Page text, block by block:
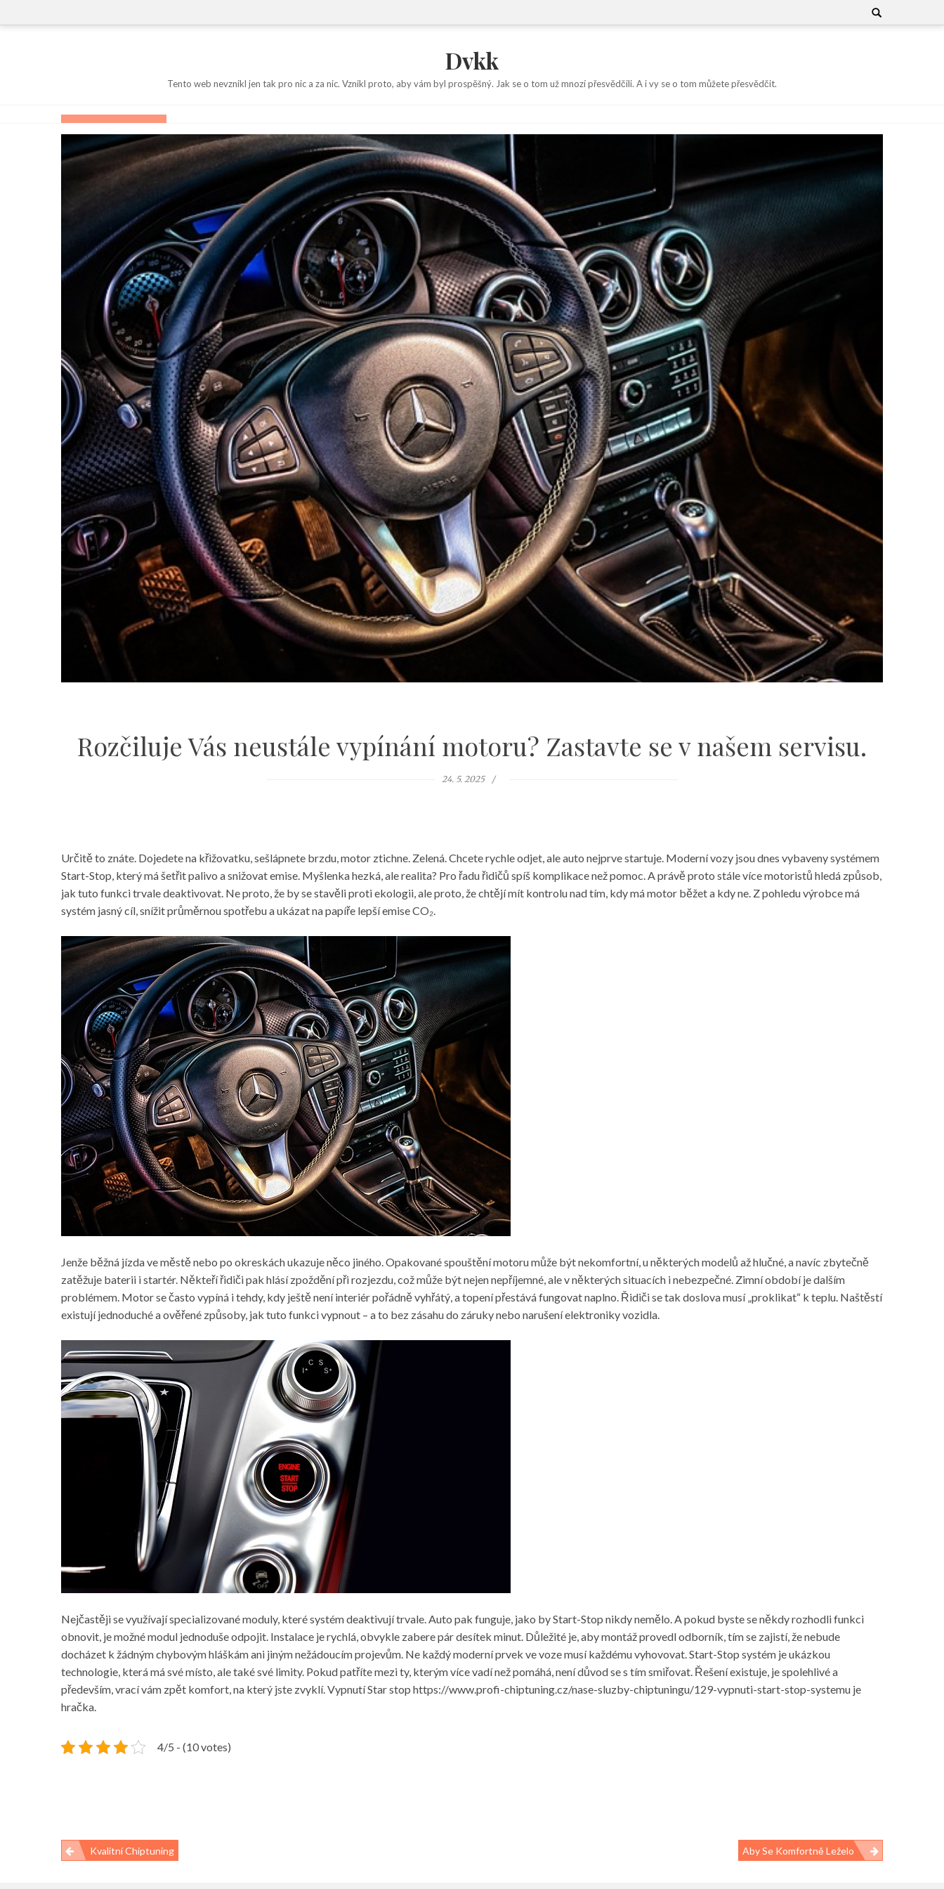
to
Search
for:
Dvkk
Tento web nevznikl jen tak pro nic a za nic. Vznikl proto, aby vám byl prospěšný. Jak se o tom už mnozí přesvědčili. A i vy se o tom můžete přesvědčit.
Rozčiluje Vás neustále vypínání motoru? Zastavte se v našem servisu.
24. 5. 2025
Určitě to znáte. Dojedete na křižovatku, sešlápnete brzdu, motor ztichne. Zelená. Chcete rychle odjet, ale auto nejprve startuje. Moderní vozy jsou dnes vybaveny systémem
Start-Stop, který má šetřit palivo a snižovat emise. Myšlenka hezká, ale realita? Pro řadu řidičů spíš komplikace než pomoc. A právě proto stále více motoristů hledá způsob,
jak tuto funkci trvale deaktivovat. Ne proto, že by se stavěli proti ekologii, ale proto, že chtějí mít kontrolu nad tím, kdy má motor běžet a kdy ne. Z pohledu výrobce má
systém jasný cíl, snížit průměrnou spotřebu a ukázat na papíře lepší emise CO₂.
Jenže běžná jízda ve městě nebo po okreskách ukazuje něco jiného. Opakované spouštění motoru může být nekomfortní, u některých modelů až hlučné, a navíc zbytečně
zatěžuje baterii i startér. Někteří řidiči pak hlásí zpoždění při rozjezdu, což může být nejen nepříjemné, ale v některých situacích i nebezpečné. Zimní období je dalším
problémem. Motor se často vypíná i tehdy, kdy ještě není interiér pořádně vyhřátý, a topení přestává fungovat naplno. Řidiči se tak doslova musí „proklikat“ k teplu. Naštěstí
existují jednoduché a ověřené způsoby, jak tuto funkci vypnout – a to bez zásahu do záruky nebo narušení elektroniky vozidla.
Nejčastěji se využívají specializované moduly, které systém deaktivují trvale. Auto pak funguje, jako by Start-Stop nikdy nemělo. A pokud byste se někdy rozhodli funkci
obnovit, je možné modul jednoduše odpojit. Instalace je rychlá, obvykle zabere pár desítek minut. Důležité je, aby montáž provedl odborník, tím se zajistí, že nebude
docházet k žádným chybovým hláškám ani jiným nežádoucím projevům. Ne každý moderní prvek ve voze musí každému vyhovovat. Start-Stop systém je ukázkou
technologie, která má své místo, ale také své limity. Pokud patříte mezi ty, kterým více vadí než pomáhá, není důvod se s tím smiřovat. Řešení existuje, je spolehlivé a
především, vrací vám zpět komfort, na který jste zvyklí. Vypnutí Star stop https://www.profi-chiptuning.cz/nase-sluzby-chiptuningu/129-vypnuti-start-stop-systemu je
hračka.
4/5 - (10 votes)
Navigace
Kvalitní Chiptuning Aby Se Komfortně Leželo